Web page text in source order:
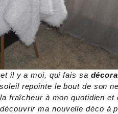
il y a moi, qui fais sa
repointe le bout de son
fraîcheur à mon quotidien et
ma nouvelle déco à